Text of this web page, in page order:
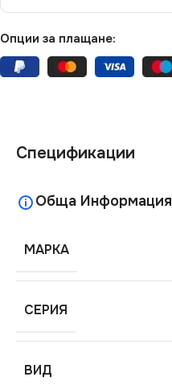
Опции за плащане:
Спецификации
Обща Информация
МАРКА
СЕРИЯ
ВИД